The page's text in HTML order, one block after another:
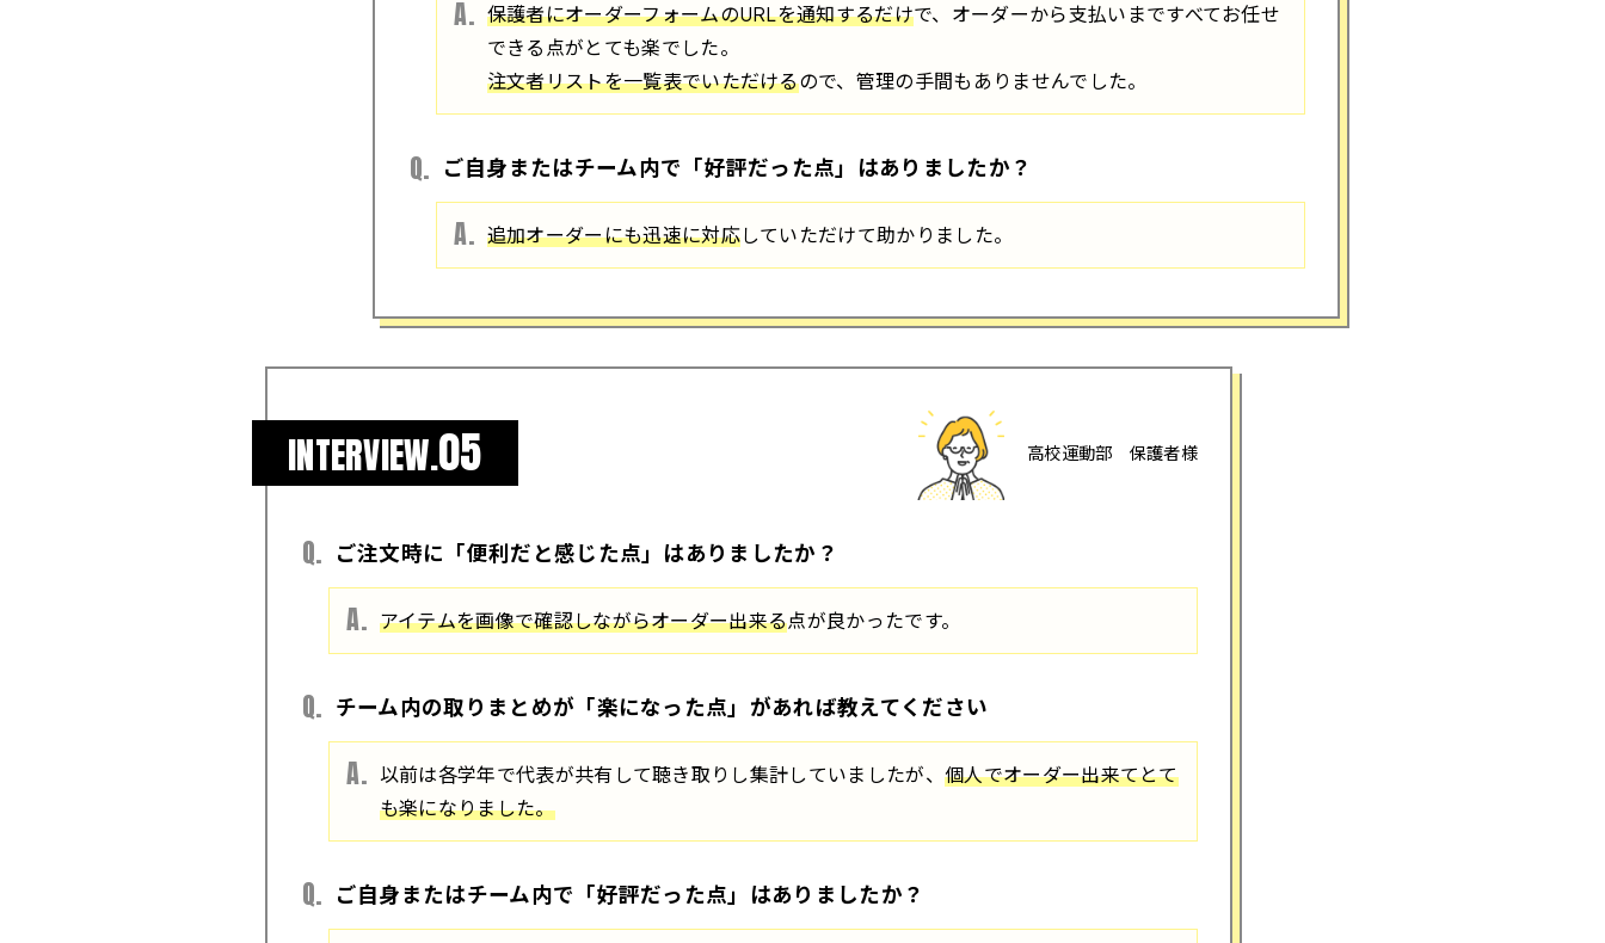
保護者にオーダーフォームのURLを通知するだけで、オーダーから支払いまですべてお任せ
できる点がとても楽でした。
注文者リストを一覧表でいただけるので、管理の手間もありませんでした。
ご自身またはチーム内で「好評だった点」はありましたか？
追加オーダーにも迅速に対応していただけて助かりました。
INTERVIEW.05 高校運動部 保護者様
ご注文時に「便利だと感じた点」はありましたか？
アイテムを画像で確認しながらオーダー出来る点が良かったです。
チーム内の取りまとめが「楽になった点」があれば教えてください
以前は各学年で代表が共有して聴き取りし集計していましたが、 個人でオーダー出来てとて
も楽になりました。
ご自身またはチーム内で「好評だった点」はありましたか？